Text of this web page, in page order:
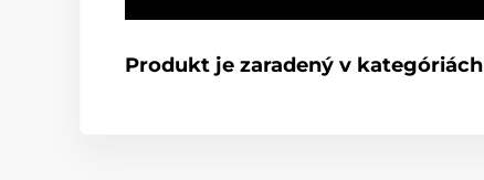
Produkt je zaradený v kategóriách